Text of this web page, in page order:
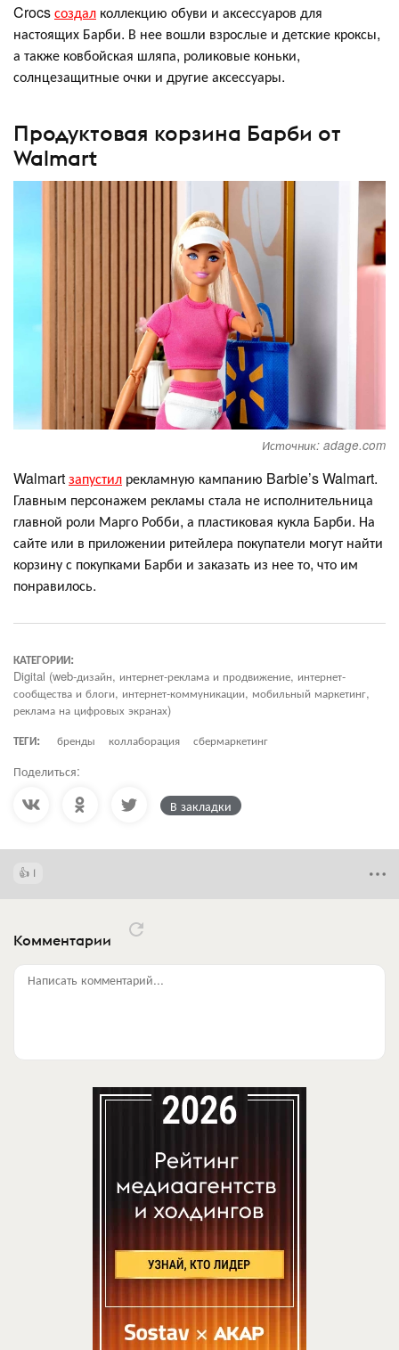
Crocsсоздал коллекцию обуви и аксессуаров для
настоящих Барби. В нее вошли взрослые и детские кроксы,
а также ковбойская шляпа, роликовые коньки,
солнцезащитные очки и другие аксессуары.
Продуктовая корзина Барби от
Walmart
Источник: adage.com
Walmartзапустил рекламную кампанию Barbie’s Walmart.
Главным персонажем рекламы стала не исполнительница
главной роли Марго Робби, а пластиковая кукла Барби. На
сайте или в приложении ритейлера покупатели могут найти
корзину с покупками Барби и заказать из нее то, что им
понравилось.
КАТЕГОРИИ:
Digital (web-дизайн, интернет-реклама и продвижение, интернет-
сообщества и блоги, интернет-коммуникации, мобильный маркетинг,
реклама на цифровых экранах)
ТЕГИ:
бренды коллаборация сбермаркетинг
Поделиться:
В закладки
1
Комментарии
Написать комментарий...